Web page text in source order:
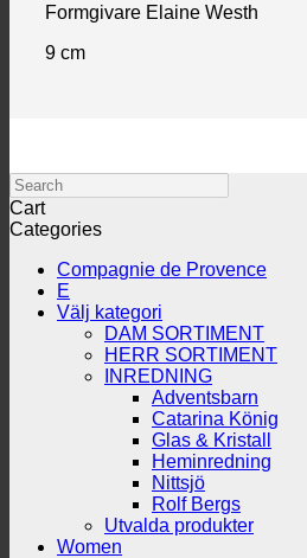
Formgivare Elaine Westh
9 cm
Search
Cart
Categories
Compagnie de Provence
E
Välj kategori
DAM SORTIMENT
HERR SORTIMENT
INREDNING
Adventsbarn
Catarina König
Glas & Kristall
Heminredning
Nittsjö
Rolf Bergs
Utvalda produkter
Women